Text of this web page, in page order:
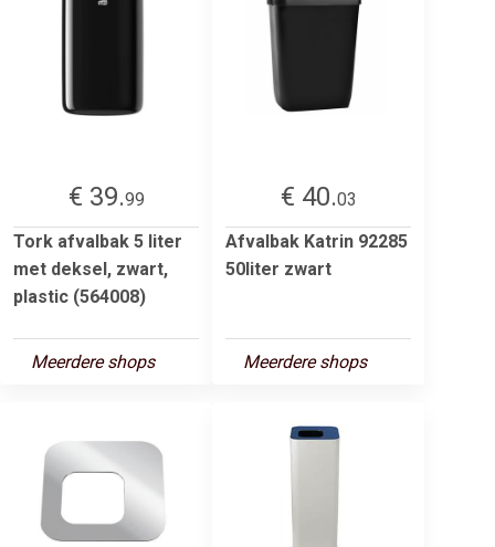
€ 39.99
Tork afvalbak 5 liter
met deksel, zwart,
plastic (564008)
Meerdere shops
€ 40.03
Afvalbak Katrin 92285
50liter zwart
Meerdere shops